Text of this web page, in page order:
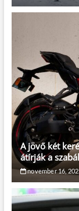
A jövő két
átírják a
november 16,